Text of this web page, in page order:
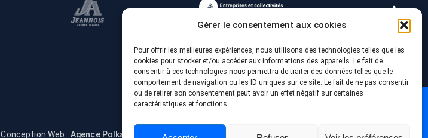
Gérer le consentement aux cookies
Pour offrir les meilleures expériences, nous utilisons des technologies telles que les
cookies pour stocker et/ou accéder aux informations des appareils. Le fait de
consentir à ces technologies nous permettra de traiter des données telles que le
comportement de navigation ou les ID uniques sur ce site. Le fait de ne pas consentir
ou de retirer son consentement peut avoir un effet négatif sur certaines
caractéristiques et fonctions.
Conception Web : Agence Polka/Arsenal